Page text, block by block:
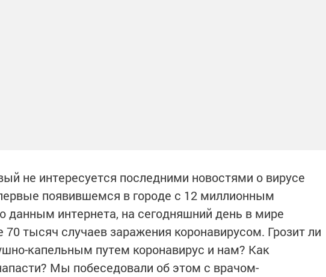
не интересуется последними новостями о вирусе
появившемся в городе с 12 миллионным
данным интернета, на сегодняшний день в мире
70 тысяч случаев заражения коронавирусом. Грозит ли
капельным путем коронавирус и нам? Как
Мы побеседовали об этом с врачом-